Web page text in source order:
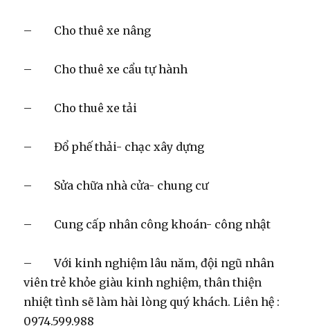
– Cho thuê xe nâng
– Cho thuê xe cẩu tự hành
– Cho thuê xe tải
– Đổ phế thải- chạc xây dựng
– Sửa chữa nhà cửa- chung cư
– Cung cấp nhân công khoán- công nhật
– Với kinh nghiệm lâu năm, đội ngũ nhân
viên trẻ khỏe giàu kinh nghiệm, thân thiện
nhiệt tình sẽ làm hài lòng quý khách. Liên hệ :
0974.599.988